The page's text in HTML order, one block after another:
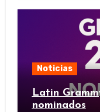
Noticias
Latin
nominados